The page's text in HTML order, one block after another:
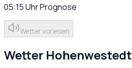
05:15UhrPrognose
Wetter vorlesen
Wetter Hohenwestedt